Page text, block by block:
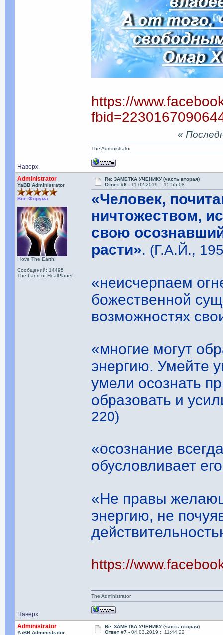
https://
Наверх
«
The Administrator.
Administrator
YaBB Administrator
Вне Форума
I love The Earth!
Сообщений: 14495
The Land of HealPlanet
Re: ЗАМЕТКА УЧЕНИКУ (часть вторая)
Ответ #6 - 11.02.2019 :: 15:55:08
«Человек,
ничтожеством,
свою
расти». (Г.А.Й.,
«неисчерпаем
божественной
возможностях
«многие могут
энергию. Умейте
умели осознать
образовать и
220)
«осознание
обусловливает
«Не правы
энергию, не
https://
Наверх
The Administrator.
Administrator
YaBB Administrator
Re: ЗАМЕТКА УЧЕНИКУ (часть вторая)
Ответ #7 -04.03.2019 :: 11:44:22